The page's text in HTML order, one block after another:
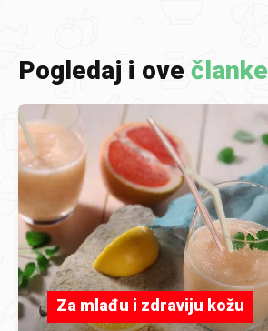
Pogledaj i ove članke
Za mlađu i zdraviju kožu